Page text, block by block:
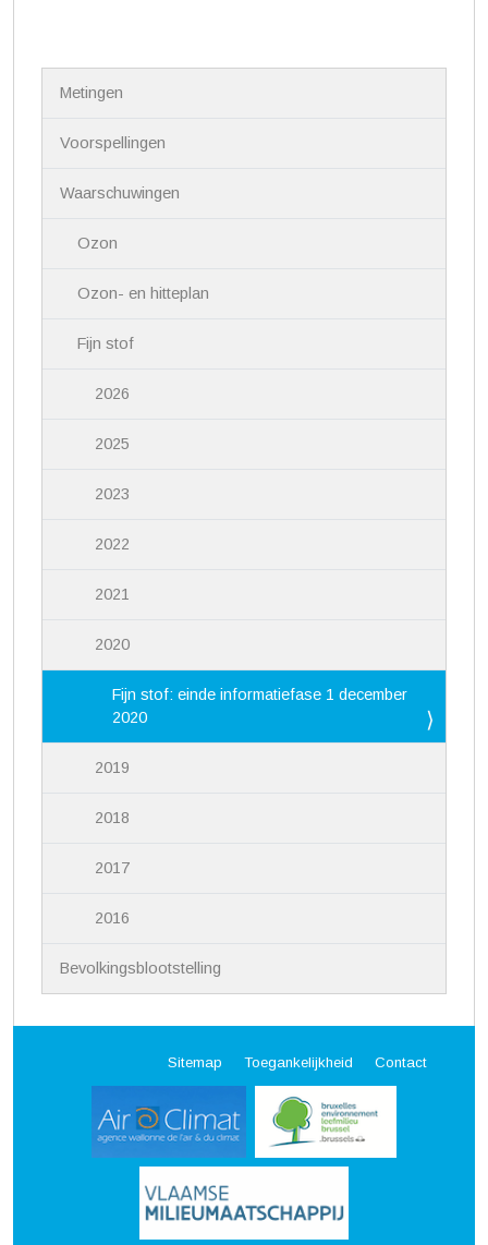
Metingen
Voorspellingen
Waarschuwingen
Ozon
Ozon- en hitteplan
Fijn stof
2026
2025
2023
2022
2021
2020
Fijn stof: einde informatiefase 1 december
2020
2019
2018
2017
2016
Bevolkingsblootstelling
Sitemap Toegankelijkheid Contact